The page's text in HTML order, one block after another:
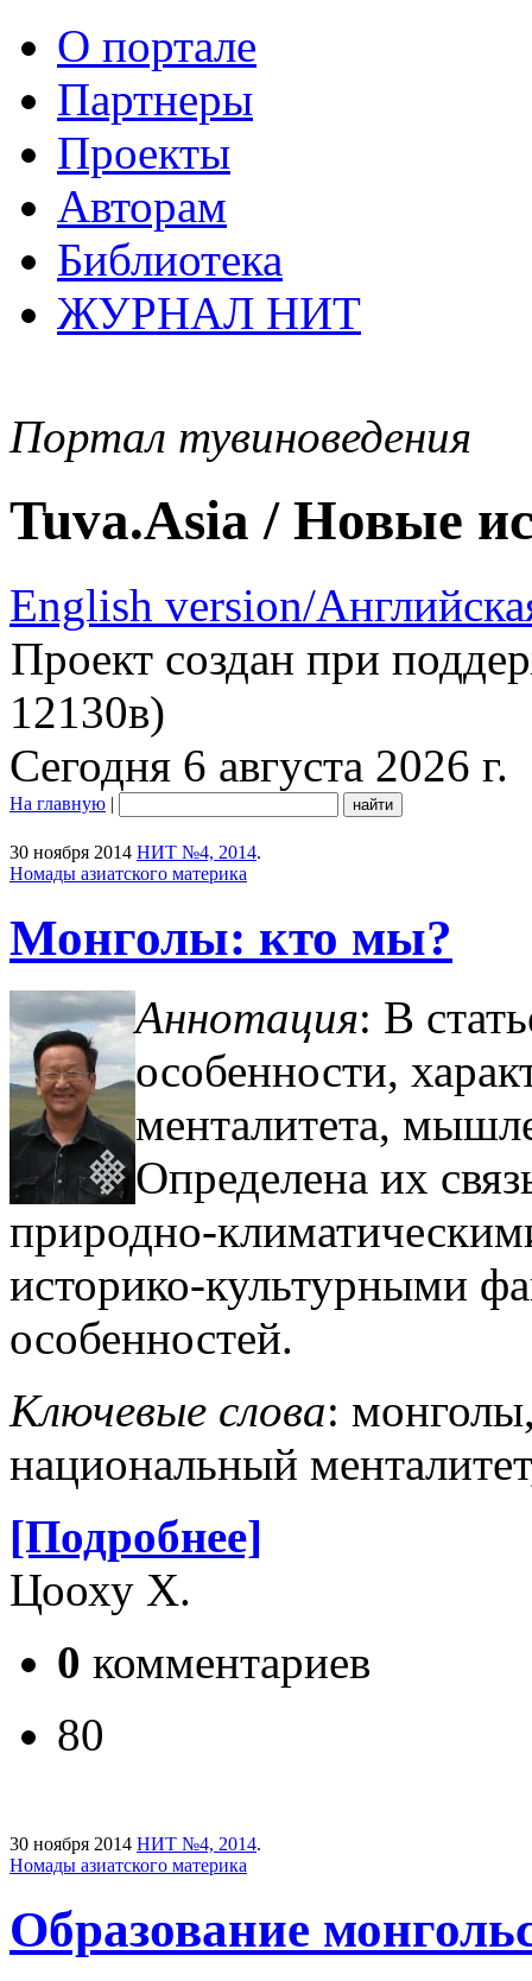
О портале
Партнеры
Проекты
Авторам
Библиотека
ЖУРНАЛ НИТ
Портал тувиноведения
Tuva.Asia / Новые
English version/
Проект создан при
12130в)
Сегодня 6 августа 2026 г.
На главную |
30 ноября 2014 НИТ №4, 2014.
Номады азиатского материка
Монголы: кто мы?
Аннотация: В
особенности,
менталитета,
Определена их
природно-
историко-культурными
особенностей.
Ключевые слова:
национальный
[Подробнее]
Цооху Х.
0 комментариев
80
30 ноября 2014 НИТ №4, 2014.
Номады азиатского материка
Образование